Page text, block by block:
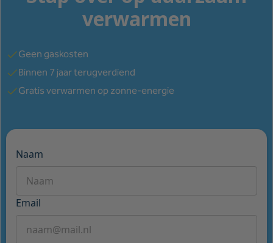
verwarmen
Geen gaskosten
Binnen 7 jaar terugverdiend
Gratis verwarmen op zonne-energie
Naam
Email